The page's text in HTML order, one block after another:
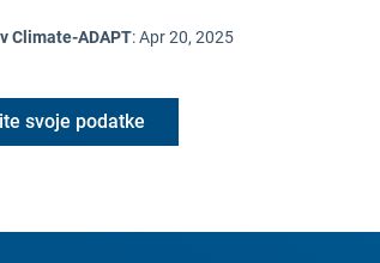
Climate-ADAPT:Apr 20, 2025
svoje podatke